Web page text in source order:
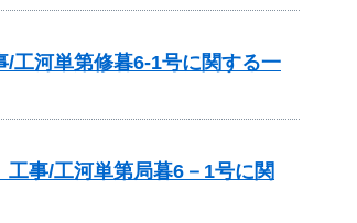
河単第修暮6-1号に関する一
事/工河単第局暮6－1号に関